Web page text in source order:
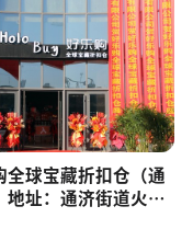
猴桃、奇异莓，至 11
花果 30 元畅吃，猕
元 / 斤。红玛瑙采摘
枣，国庆前后，团购
不限时。
全球宝藏折扣仓（通
地址：通济街道火车